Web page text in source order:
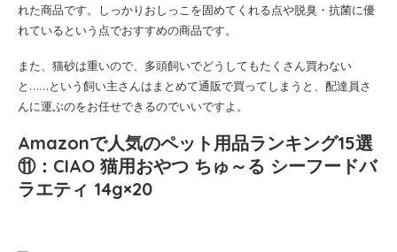
れた商品です。しっかりおしっこを固めてくれる点や脱臭・抗菌に優
れているという点でおすすめの商品です。
また、猫砂は重いので、多頭飼いでどうしてもたくさん買わない
と……という飼い主さんはまとめて通販で買ってしまうと、配達員さ
んに運ぶのをお任せできるのでいいですよ。
Amazonで人気のペット用品ランキング15選
⑪：CIAO 猫用おやつ ちゅ～る シーフードバ
ラエティ 14g×20